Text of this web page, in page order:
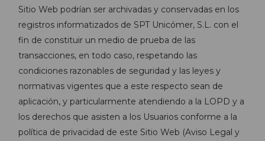
Sitio Web podrían ser archivadas y conservadas en los
registros informatizados de SPT Unicómer, S.L. con el
fin de constituir un medio de prueba de las
transacciones, en todo caso, respetando las
condiciones razonables de seguridad y las leyes y
normativas vigentes que a este respecto sean de
aplicación, y particularmente atendiendo a la LOPD y a
los derechos que asisten a los Usuarios conforme a la
política de privacidad de este Sitio Web (Aviso Legal y